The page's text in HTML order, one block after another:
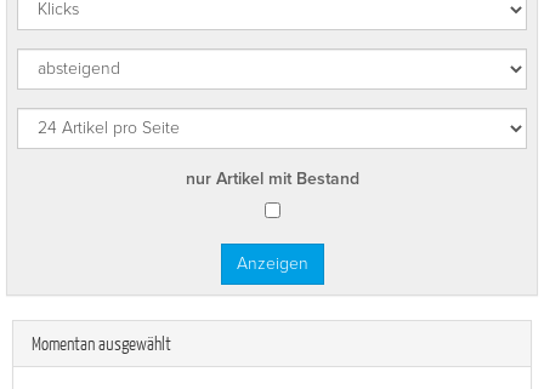
nur Artikel mit Bestand
Momentan ausgewählt